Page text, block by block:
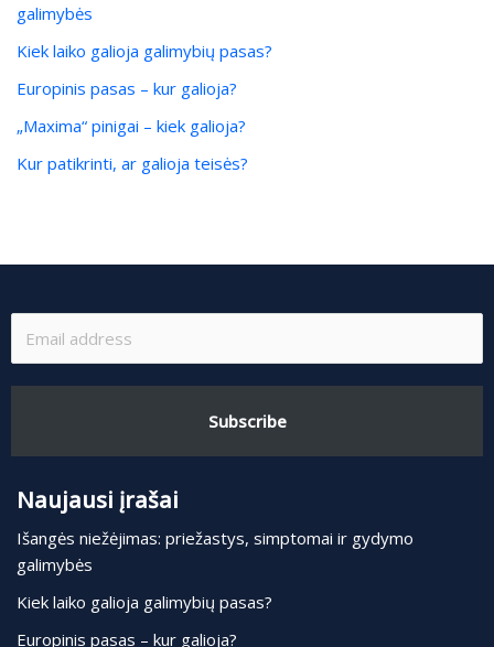
galimybės
Kiek laiko galioja galimybių pasas?
Europinis pasas – kur galioja?
„Maxima“ pinigai – kiek galioja?
Kur patikrinti, ar galioja teisės?
Subscribe
Naujausi įrašai
Išangės niežėjimas: priežastys, simptomai ir gydymo
galimybės
Kiek laiko galioja galimybių pasas?
Europinis pasas – kur galioja?